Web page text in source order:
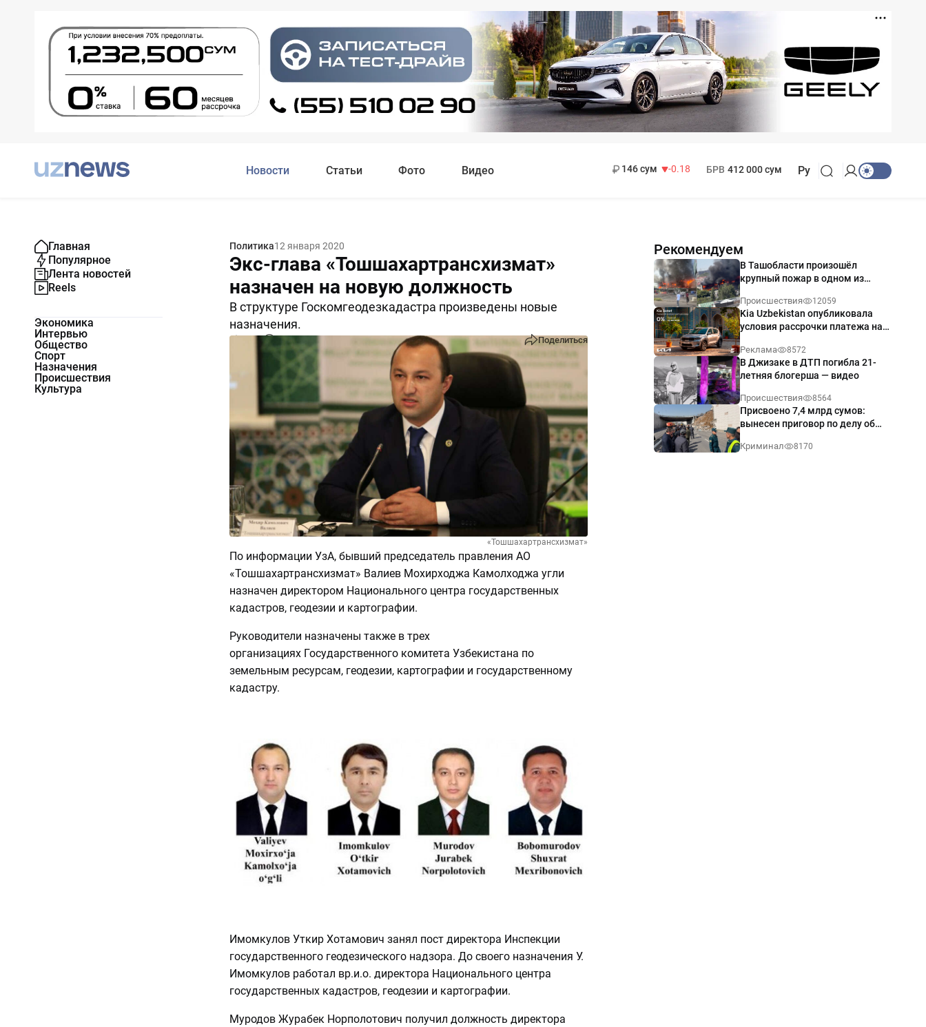
Новости Статьи Фото Видео
146 сум
-0.18
БРВ 412 000 сум Ру
Главная
Популярное
Лента новостей
Reels
Экономика
Интервью
Общество
Спорт
Назначения
Происшествия
Культура
Политика12 января 2020
Экс-глава «Тошшахартрансхизмат»
назначен на новую должность
В структуре Госкомгеодезкадастра произведены новые
назначения.
Поделиться
«Тошшахартрансхизмат»
По информации УзА, бывший председатель правления АО
«Тошшахартрансхизмат» Валиев Мохирходжа Камолходжа угли
назначен директором Национального центра государственных
кадастров, геодезии и картографии.
Руководители назначены также в трех
организациях Государственного комитета Узбекистана по
земельным ресурсам, геодезии, картографии и государственному
кадастру.
Имомкулов Уткир Хотамович занял пост директора Инспекции
государственного геодезического надзора. До своего назначения У.
Имомкулов работал вр.и.о. директора Национального центра
государственных кадастров, геодезии и картографии.
Муродов Журабек Норполотович получил должность директора
Рекомендуем
В Ташобласти произошёл
крупный пожар в одном из
Происшествия 12059
Kia Uzbekistan опубликовала
условия рассрочки платежа на
годовых
Реклама 8572
В Джизаке в ДТП погибла 21-
летняя блогерша — видео
Происшествия 8564
Присвоено 7,4 млрд сумов:
вынесен приговор по делу об
Ташкенте
Криминал 8170